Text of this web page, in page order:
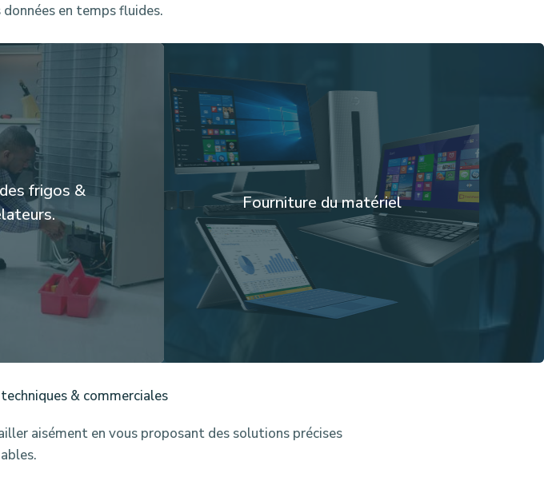
en temps fluides.
frigos &
Fourniture du matériel
& commerciales
aisément en vous proposant des solutions précises